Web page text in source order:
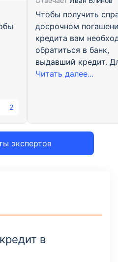
экспертов
2
Чтобы получить
досрочном
кредита вам
обратиться в банк,
выдавший кредит.
Читать далее...
в